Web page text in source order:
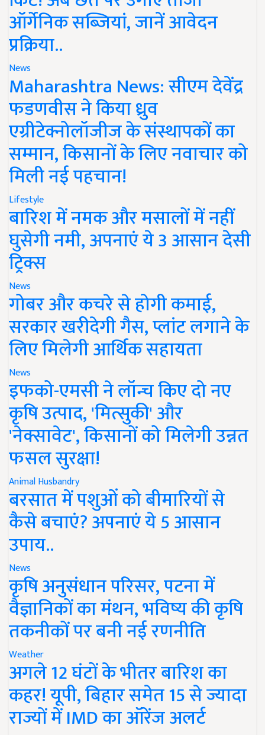
ऑर्गेनिक सब्जियां, जानें आवेदन
प्रक्रिया..
News
Maharashtra News: सीएम देवेंद्र
फडणवीस ने किया ध्रुव
एग्रीटेक्नोलॉजीज के संस्थापकों का
सम्मान, किसानों के लिए नवाचार को
मिली नई पहचान!
Lifestyle
बारिश में नमक और मसालों में नहीं
घुसेगी नमी, अपनाएं ये 3 आसान देसी
ट्रिक्स
News
गोबर और कचरे से होगी कमाई,
सरकार खरीदेगी गैस, प्लांट लगाने के
लिए मिलेगी आर्थिक सहायता
News
इफको-एमसी ने लॉन्च किए दो नए
कृषि उत्पाद, 'मित्सुकी' और
'नेक्सावेट', किसानों को मिलेगी उन्नत
फसल सुरक्षा!
Animal Husbandry
बरसात में पशुओं को बीमारियों से
कैसे बचाएं? अपनाएं ये 5 आसान
उपाय..
News
कृषि अनुसंधान परिसर, पटना में
वैज्ञानिकों का मंथन, भविष्य की कृषि
तकनीकों पर बनी नई रणनीति
Weather
अगले 12 घंटों के भीतर बारिश का
कहर! यूपी, बिहार समेत 15 से ज्यादा
राज्यों में IMD का ऑरेंज अलर्ट